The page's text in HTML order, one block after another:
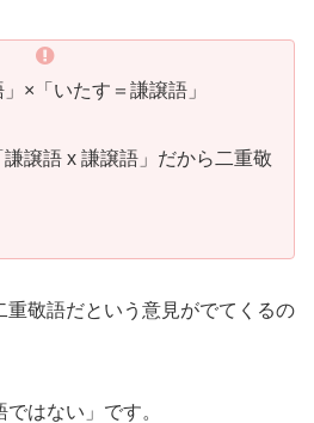
×「いたす＝謙譲語」
謙譲語 x 謙譲語」だから二重敬
重敬語だという意見がでてくるの
はない」です。